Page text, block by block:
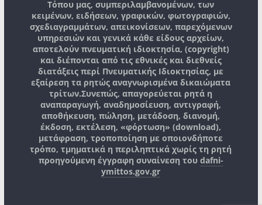
Τόπου μας, συμπεριλαμβανομένων, των
κειμένων, ειδήσεων, γραφικών, φωτογραφιών,
σχεδιαγραμμάτων, απεικονίσεων, παρεχόμενων
υπηρεσιών και γενικά κάθε είδους αρχείων,
αποτελούν πνευματική ιδιοκτησία, (copyright)
και διέπονται από τις εθνικές και διεθνείς
διατάξεις περί Πνευματικής Ιδιοκτησίας, με
εξαίρεση τα ρητώς αναγνωρισμένα δικαιώματα
τρίτων.Συνεπώς, απαγορεύεται ρητά η
αναπαραγωγή, αναδημοσίευση, αντιγραφή,
αποθήκευση, πώληση, μετάδοση, διανομή,
έκδοση, εκτέλεση, «φόρτωση» (download),
μετάφραση, τροποποίηση με οποιονδήποτε
τρόπο, τμηματικά η περιληπτικά χωρίς τη ρητή
προηγούμενη έγγραφη συναίνεση του dafni-
ymittos.gov.gr